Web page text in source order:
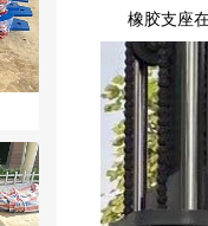
橡胶支座